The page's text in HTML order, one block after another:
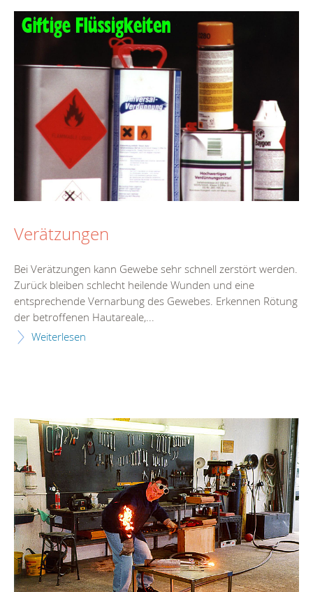
Verätzungen
Bei Verätzungen kann Gewebe sehr schnell zerstört werden.
Zurück bleiben schlecht heilende Wunden und eine
entsprechende Vernarbung des Gewebes. Erkennen Rötung
der betroffenen Hautareale,...
Weiterlesen